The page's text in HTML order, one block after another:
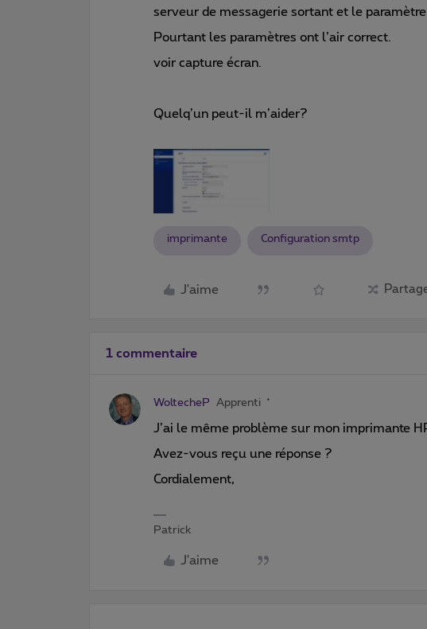
serveur de messagerie sortant et le paramètre
Pourtant les paramètres ont l’air correct.
voir capture écran.
Quelq’un peut-il m’aider?
imprimante Configuration smtp
J'aime
1 commentaire
WoltecheP Apprenti
J’ai le même problème sur mon imprimante
Avez-vous reçu une réponse ?
Cordialement,
Patrick
J'aime